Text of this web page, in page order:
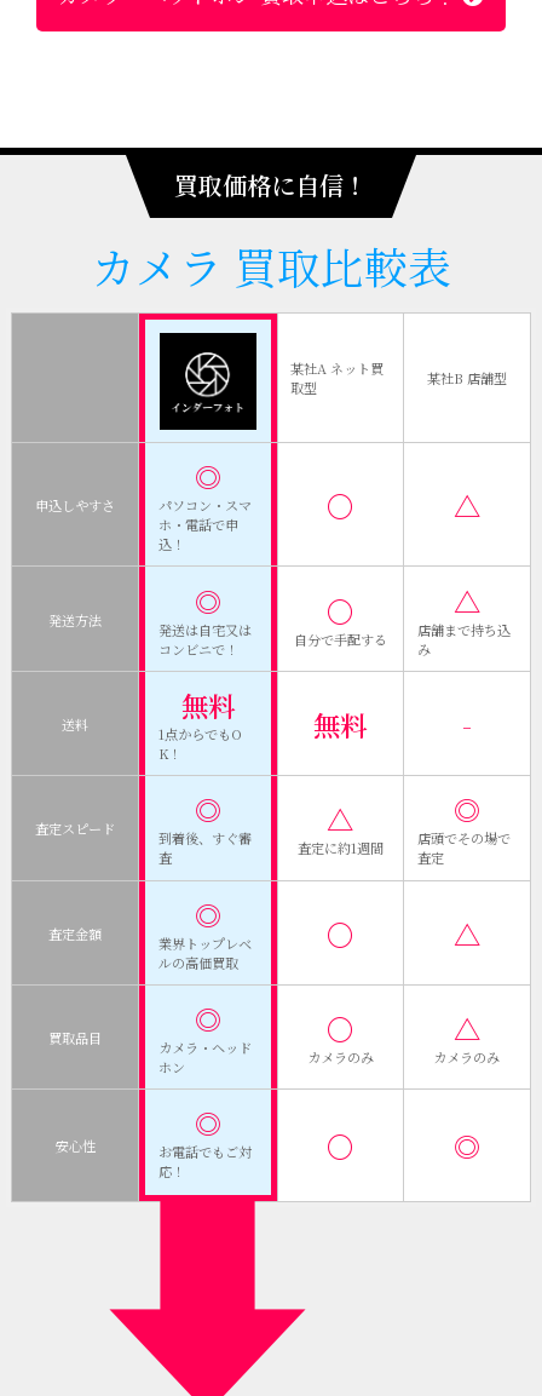
買取価格に自信！
カメラ 買取比較表
某社A ネット買
取型
某社B 店舗型
申込しやすさ
◎
パソコン・スマ
ホ・電話で申
込！
〇 △
発送方法 ◎
発送は自宅又は
コンビニで！
〇
自分で手配する
△
店舗まで持ち込
み
送料 無料
1点からでもO
K！
無料 -
査定スピード ◎
到着後、すぐ審
査
△
査定に約1週間
◎
店頭でその場で
査定
査定金額 ◎
業界トップレベ
ルの高価買取
〇 △
買取品目 ◎
カメラ・ヘッド
ホン
〇
カメラのみ
△
カメラのみ
安心性
◎
お電話でもご対
応！
〇 ◎